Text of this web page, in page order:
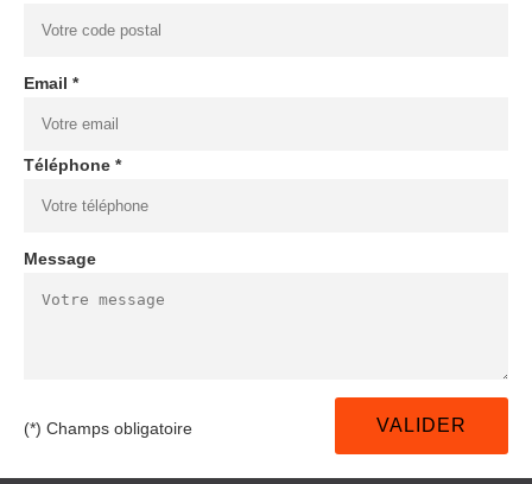
Email *
Téléphone *
Message
(*) Champs obligatoire